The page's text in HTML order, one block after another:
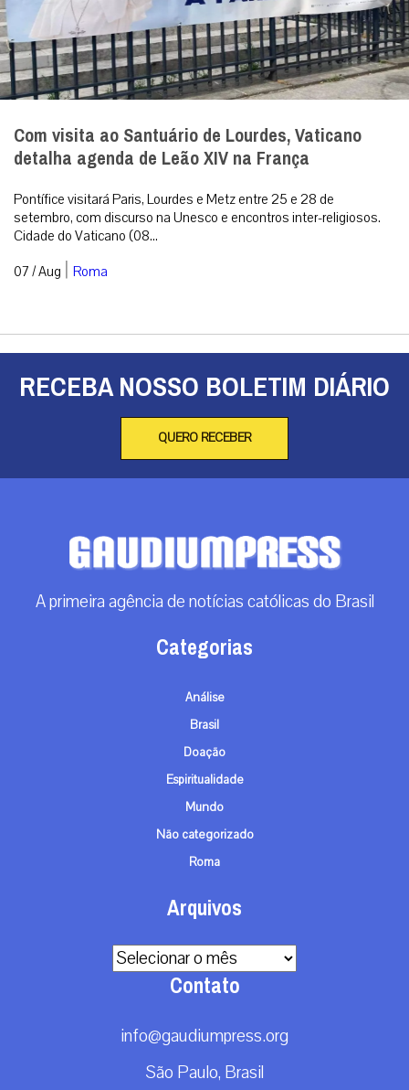
Com visita ao Santuário de Lourdes, Vaticano
detalha agenda de Leão XIV na França
Pontífice visitará Paris, Lourdes e Metz entre 25 e 28 de
setembro, com discurso na Unesco e encontros inter-religiosos.
Cidade do Vaticano (08...
07 / Aug | Roma
RECEBA NOSSO BOLETIM DIÁRIO
QUERO RECEBER
A primeira agência de notícias católicas do Brasil
Categorias
Análise
Brasil
Doação
Espiritualidade
Mundo
Não categorizado
Roma
Arquivos
Arquivos
Contato
info@gaudiumpress.org
São Paulo, Brasil